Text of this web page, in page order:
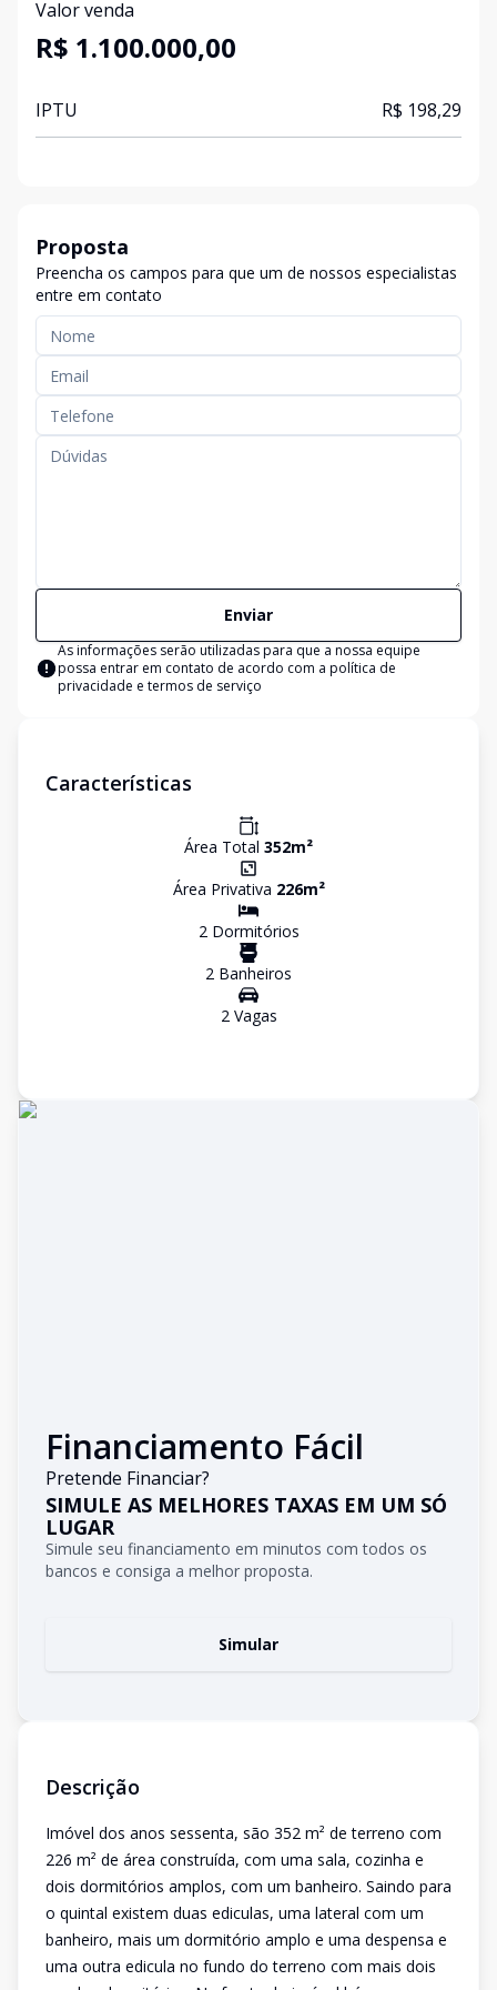
Valor venda
R$ 1.100.000,00
IPTU R$ 198,29
Proposta
Preencha os campos para que um de nossos especialistas
entre em contato
Enviar
As informações serão utilizadas para que a nossa equipe
possa entrar em contato de acordo com a política de
privacidade e termos de serviço
Características
Área Total 352m²
Área Privativa 226m²
2Dormitórios
2 Banheiros
2Vagas
Financiamento Fácil
Pretende Financiar?
SIMULE AS MELHORES TAXAS EM UM SÓ
LUGAR
Simule seu financiamento em minutos com todos os
bancos e consiga a melhor proposta.
Simular
Descrição
Imóvel dos anos sessenta, são 352 m² de terreno com
226 m² de área construída, com uma sala, cozinha e
dois dormitórios amplos, com um banheiro. Saindo para
o quintal existem duas ediculas, uma lateral com um
banheiro, mais um dormitório amplo e uma despensa e
uma outra edicula no fundo do terreno com mais dois